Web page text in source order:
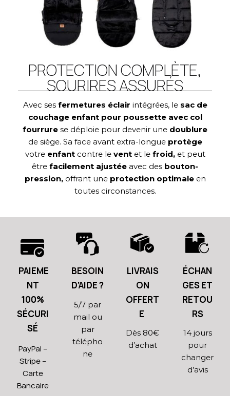
PROTECTION COMPLÈTE,
SOURIRES ASSURÉS
Avec ses fermetures éclair intégrées, le sac de
couchage enfant pour poussette avec col
fourrure se déploie pour devenir une doublure
de siège. Sa face avant extra-longue protège
votre enfantcontre le ventet le froid,et peut
être facilement ajustée avec des bouton-
pression,offrant une protection optimaleen
toutes circonstances.
PAIEME
NT
100%
SÉCURI
SÉ
PayPal –
Stripe –
Carte
Bancaire
BESOIN
D’AIDE ?
5/7 par
mail ou
par
télépho
ne
LIVRAIS
ON
OFFERT
E
Dès 80€
d’achat
ÉCHAN
GES ET
RETOU
RS
14 jours
pour
changer
d’avis